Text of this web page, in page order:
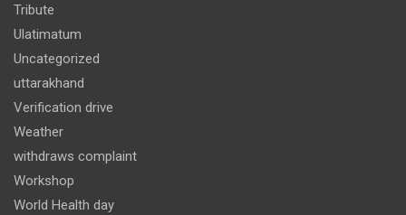
Tribute
Ulatimatum
Uncategorized
uttarakhand
Verification drive
Weather
withdraws complaint
Workshop
World Health day